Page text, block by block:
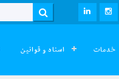
Search
خدمات اسناد و قوانین